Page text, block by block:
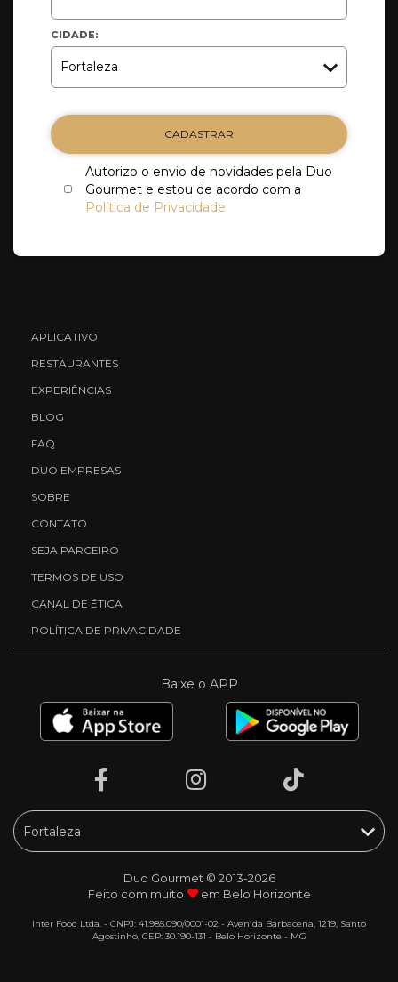
CIDADE:
CADASTRAR
Autorizo o envio de novidades pela Duo
Gourmet e estou de acordo com a
Política de Privacidade
APLICATIVO
RESTAURANTES
EXPERIÊNCIAS
BLOG
FAQ
DUO EMPRESAS
SOBRE
CONTATO
SEJA PARCEIRO
TERMOS DE USO
CANAL DE ÉTICA
POLÍTICA DE PRIVACIDADE
Baixe o APP
Duo Gourmet © 2013-2026
Feito com muito
em Belo Horizonte
Inter Food Ltda. - CNPJ: 41.985.090/0001-02 - Avenida Barbacena, 1219, Santo
Agostinho, CEP: 30.190-131 - Belo Horizonte - MG